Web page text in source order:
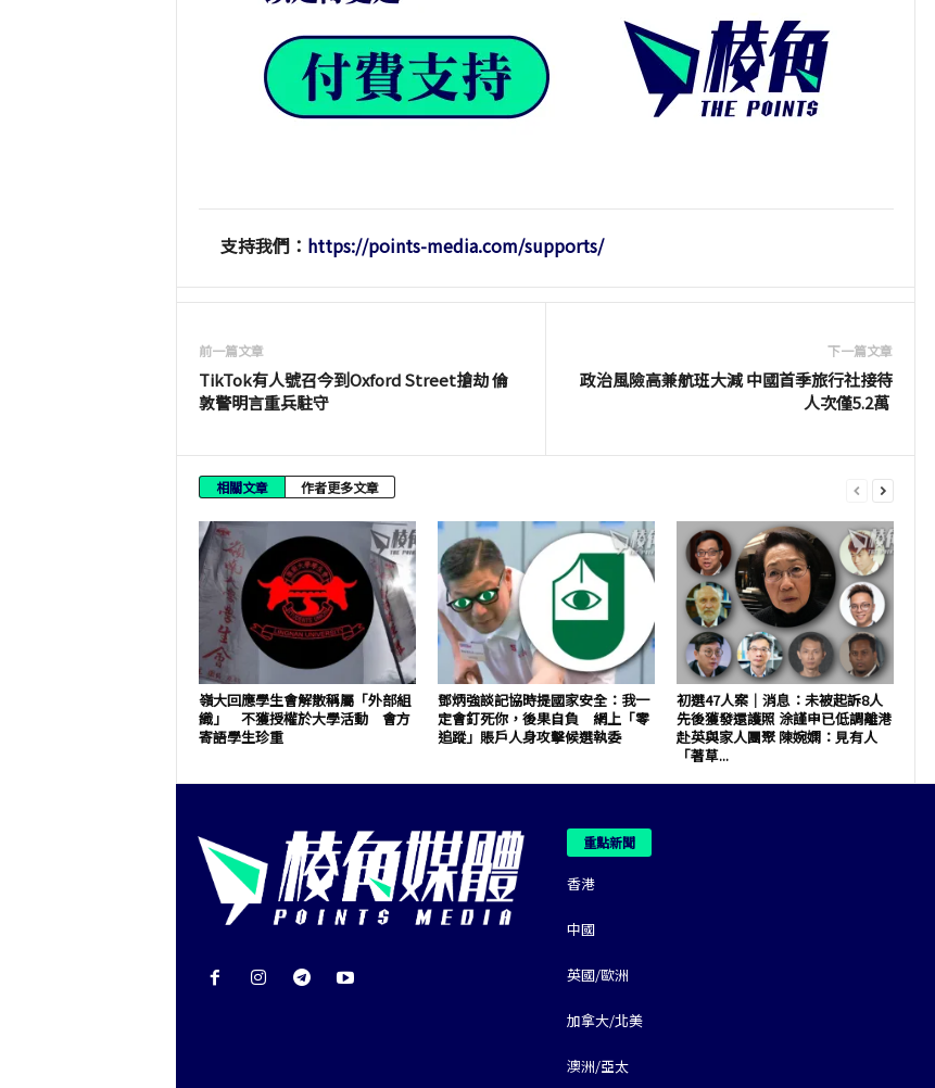
支持我們： https://points-media.com/supports/
前一篇文章
TikTok有人號召今到Oxford Street搶劫 倫
敦警明言重兵駐守
下一篇文章
政治風險高兼航班大減 中國首季旅行社接待
人次僅5.2萬
相關文章 作者更多文章
嶺大回應學生會解散稱屬「外部組
織」 不獲授權於大學活動 會方
寄語學生珍重
鄧炳強談記協時提國家安全：我一
定會釘死你，後果自負 網上「零
追蹤」賬戶人身攻擊候選執委
初選47人案｜消息：未被起訴8人
先後獲發還護照 涂謹申已低調離港
赴英與家人團聚 陳婉嫻：見有人
「著草...
重點新聞
香港
中國
英國/歐洲
加拿大/北美
澳洲/亞太